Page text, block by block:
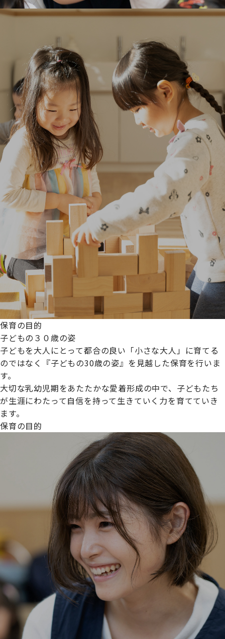
園からのお知らせ
「すくすく子育て」でリトルスター保育園が紹介されま
各園のブログ
2026.08.06 赤しそジュース作り～にじ組～2026.08.0
5 【そら組】誕生会
一覧を見る
プライムスターほいくえんグループは女性が安心して働き
続けられる環境づくりに取り組んでおり、厚生労働省の
【えるぼし認定(☆☆)】
保育の目的
子どもの３０歳の姿
子どもを大人にとって都合の良い「小さな大人」に育てる
のではなく『子どもの30歳の姿』を見越した保育を行いま
す。
大切な乳幼児期をあたたかな愛着形成の中で、子どもたち
が生涯にわたって自信を持って生きていく力を育てていき
ます。
保育の目的